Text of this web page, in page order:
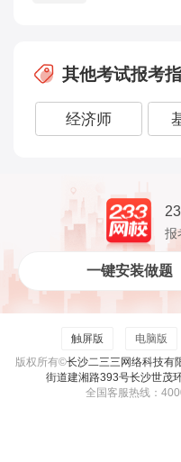
其他考试报考
经济师
报
一键安装做题
触屏版 电脑版
版权所有©长沙二三三网络科技有
街道建湘路393号长沙世茂
全国客服热线：